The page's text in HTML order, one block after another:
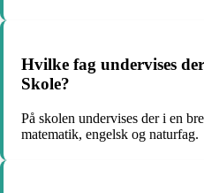
Hvilke fag undervises
Skole?
På skolen undervises der i en
matematik, engelsk og naturfag.